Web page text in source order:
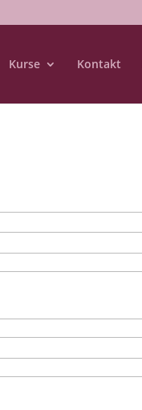
Kurse Kontakt